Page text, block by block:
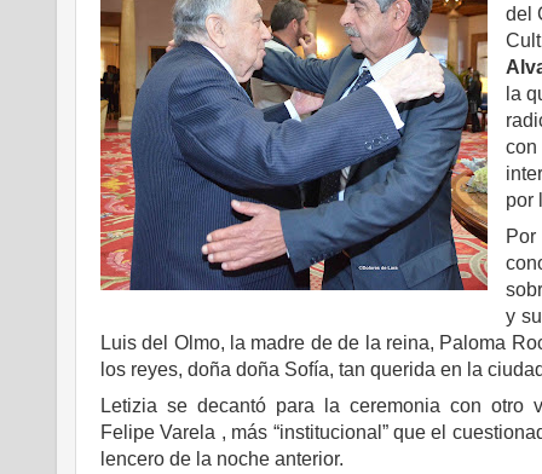
del
la
con
por
y
Luis del Olmo, la madre de de la reina, Paloma
los reyes, doña doña Sofía, tan querida en la
Letizia se decantó para la ceremonia con otro
Felipe Varela , más “institucional” que el
lencero de la noche anterior.